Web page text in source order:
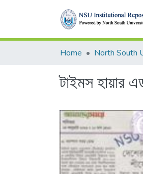
Home
টাইমস হায়ার